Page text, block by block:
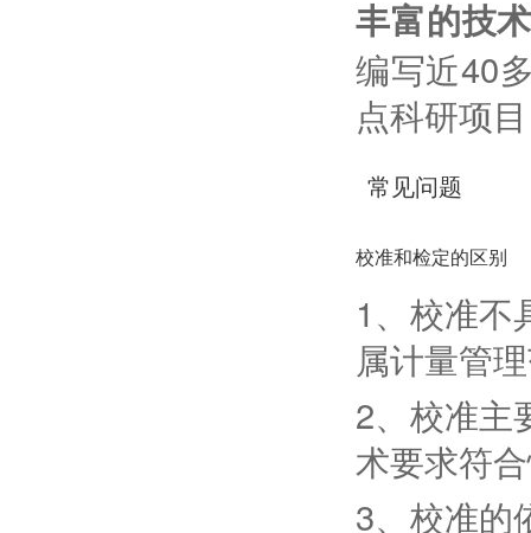
丰富的技
编写近40
点科研项
常见问题
校准和检定的区别
1、校准不
属计量管
2、校准主
术要求符
3、校准的